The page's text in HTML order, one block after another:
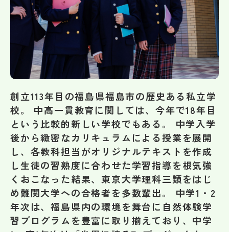
学校HP最新情報
その他
お問い合わせ
個人情報保護方針
サイトマップ
創立113年目の福島県福島市の歴史ある私立学
校。 中高一貫教育に関しては、今年で18年目
という比較的新しい学校でもある。 中学入学
後から緻密なカリキュラムによる授業を展開
し、各教科担当がオリジナルテキストを作成
し生徒の習熟度に合わせた学習指導を根気強
くおこなった結果、東京大学理科三類をはじ
め難関大学への合格者を多数輩出。 中学1・2
年次は、福島県内の環境を舞台に自然体験学
習プログラムを豊富に取り揃えており、中学